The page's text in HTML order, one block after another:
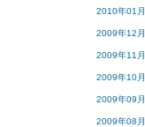
2010年01月
2009年12月
2009年11月
2009年10月
2009年09月
2009年08月